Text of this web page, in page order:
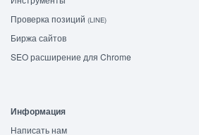
Проверка позиций (LINE)
Биржа сайтов
SEO расширение для Chrome
Информация
Написать нам